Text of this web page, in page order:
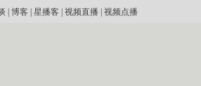
博客 星播客 视频直播| 视频点播